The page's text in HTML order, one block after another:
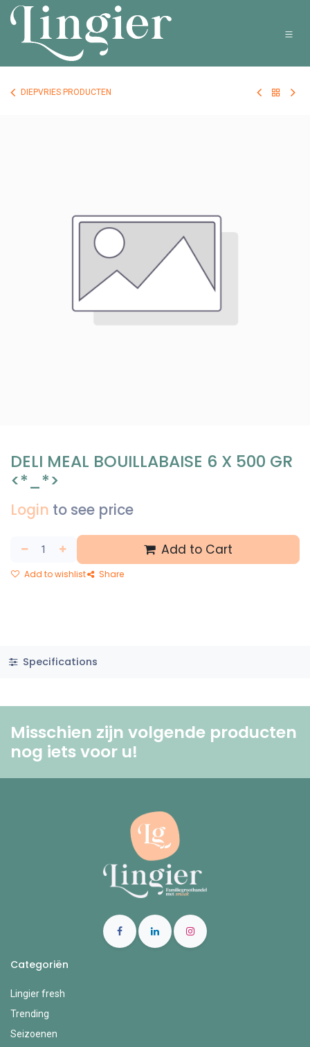
Overslaan naar inhoud
DIEPVRIES PRODUCTEN
DELI MEAL BOUILLABAISE 6 X 500 GR
<*_*>
Login to see price
Add to Cart
Add to wishlist Share
Specifications
Misschien zijn volgende producten
nog iets voor u! ​
Categoriën
Lingier fresh
Trending
Seizoenen